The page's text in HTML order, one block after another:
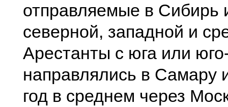
отправляемые в Сибирь
северной, западной и
Арестанты с юга или
направлялись в Самару
год в среднем через